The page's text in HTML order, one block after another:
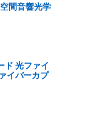
間音響光学
光ファイ
イバーカプ